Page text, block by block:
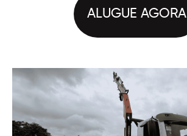
ALUGUE AGORA